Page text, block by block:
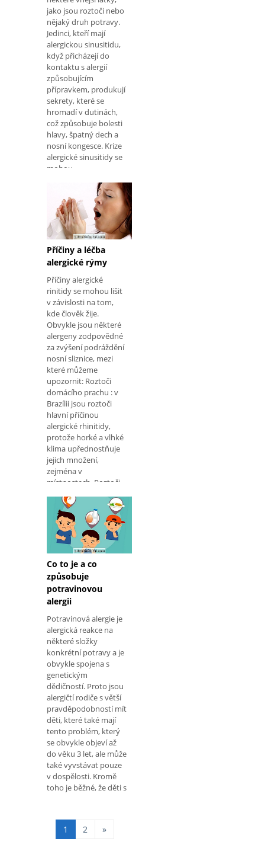
jako jsou roztoči nebo
nějaký druh potravy.
Jedinci, kteří mají
alergickou sinusitidu,
když přicházejí do
kontaktu s alergií
způsobujícím
přípravkem, produkují
sekrety, které se
hromadí v dutinách,
což způsobuje bolesti
hlavy, špatný dech a
nosní kongesce. Krize
alergické sinusitidy se
mohou
Příčiny a léčba
alergické rýmy
Příčiny alergické
rinitidy se mohou lišit
v závislosti na tom,
kde člověk žije.
Obvykle jsou některé
alergeny zodpovědné
za zvýšení podráždění
nosní sliznice, mezi
které můžeme
upozornit: Roztoči
domácího prachu : v
Brazílii jsou roztoči
hlavní příčinou
alergické rhinitidy,
protože horké a vlhké
klima upřednostňuje
jejich množení,
zejména v
místnostech. Roztoči
organických lá
Co to je a co
způsobuje
potravinovou
alergii
Potravinová alergie je
alergická reakce na
některé složky
konkrétní potravy a je
obvykle spojena s
genetickým
dědičností. Proto jsou
alergičtí rodiče s větší
pravděpodobností mít
děti, které také mají
tento problém, který
se obvykle objeví až
do věku 3 let, ale může
také vyvstávat pouze
v dospělosti. Kromě
toho je běžné, že děti s
1 2 »